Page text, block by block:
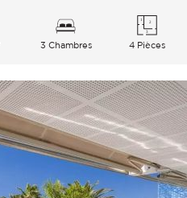
3 Chambres 4 Pièces